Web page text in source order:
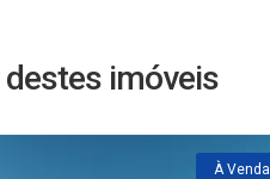
imóveis
À Venda